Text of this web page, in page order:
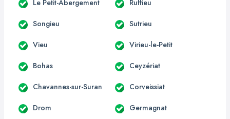
Le Petit-Abergement Ruffieu
Songieu Sutrieu
Vieu Virieu-le-Petit
Bohas Ceyzériat
Chavannes-sur-Suran Corveissiat
Drom Germagnat